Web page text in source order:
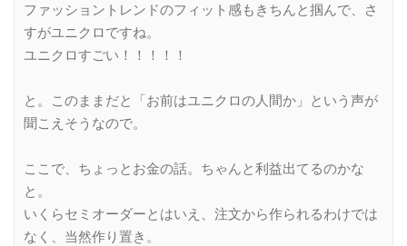
ファッショントレンドのフィット感もきちんと掴んで、さ
すがユニクロですね。
ユニクロすごい！！！！！
と。このままだと「お前はユニクロの人間か」という声が
聞こえそうなので。
ここで、ちょっとお金の話。ちゃんと利益出てるのかな
と。
いくらセミオーダーとはいえ、注文から作られるわけでは
なく、当然作り置き。